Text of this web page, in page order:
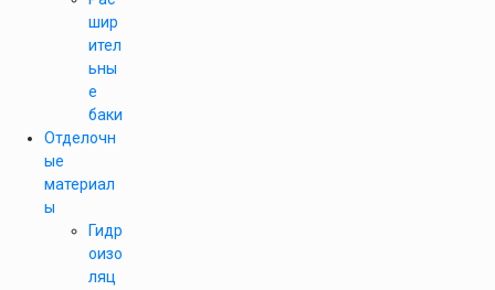
шир
ител
ьны
е
баки
Отделочн
ые
материал
ы
Гидр
оизо
ляц